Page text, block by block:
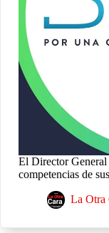
El Director
competencias de
La Otra